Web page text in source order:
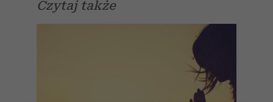
Czytaj także